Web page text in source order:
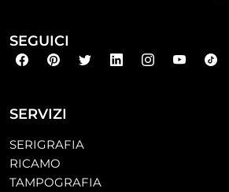
SERVIZI
SERIGRAFIA
RICAMO
TAMPOGRAFIA
SEGUICI